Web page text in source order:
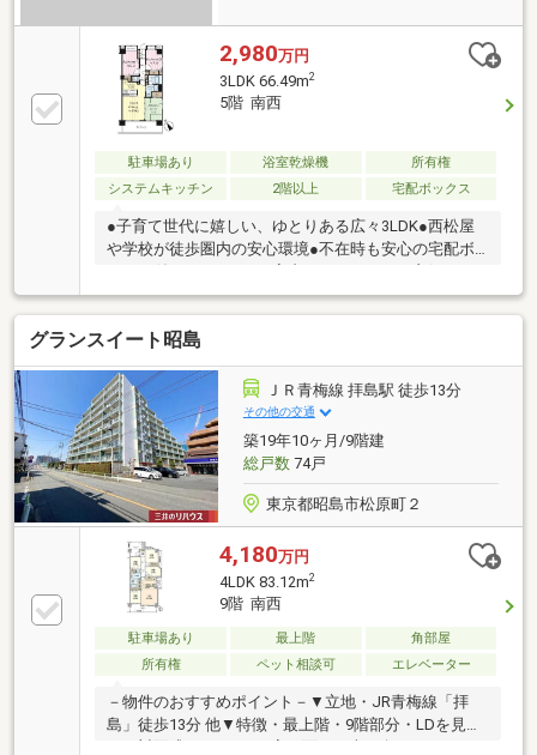
2,980万円
3LDK 66.49m2
5階 南西
駐車場あり 浴室乾燥機
所有権
システムキッチン
2階以上 宅配ボックス
●子育て世代に嬉しい、ゆとりある広々3LDK●西松屋
や学校が徒歩圏内の安心環境●不在時も安心の宅配ボ
のままお住まい可能●ぜひ一度ご体感ください！内覧
大歓迎資料請求は左下のオレンジ色『資料請求』をク
リック。直接のお問い合わせはフリーダイヤル0800-
811-6989まで。（スマートフォンの方は右下の青色
『電話で問い合わせ』をクリック）
グランスイート昭島
ＪＲ青梅線 拝島駅 徒歩13分
その他の交通
築19年10ヶ月/9階建
総戸数74戸
東京都昭島市松原町２
4,180万円
4LDK 83.12m2
9階 南西
駐車場あり 最上階
角部屋
所有権
ペット相談可 エレベーター
－物件のおすすめポイント－▼立地・JR青梅線「拝
島」徒歩13分 他▼特徴・最上階・9階部分・LDを見渡